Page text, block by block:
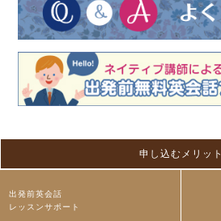
申し込むメリット
出発前英会話
レッスンサポート